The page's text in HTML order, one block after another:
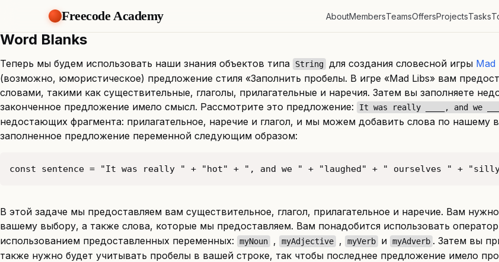
Freecode Academy AboutMembersTeamsOffersProjectsTasks
Word Blanks
Теперь мы будем использовать наши знания объектов типа String для создания словесной игры Mad
(возможно, юмористическое) предложение стиля «Заполнить пробелы. В игре «Mad Libs» вам
словами, такими как существительные, глаголы, прилагательные и наречия. Затем вы заполняете
законченное предложение имело смысл. Рассмотрите это предложение:
It was really ____, and we
недостающих фрагмента: прилагательное, наречие и глагол, и мы можем добавить слова по
заполненное предложение переменной следующим образом:
const sentence = "It was really " + "hot" + ", and we " + "laughed" + " ourselves " +
В этой задаче мы предоставляем вам существительное, глагол, прилагательное и наречие. Вам
вашему выбору, а также слова, которые мы предоставляем. Вам понадобится использовать
использованием предоставленных переменных:
myNoun , myAdjective , myVerb и myAdverb . Затем вы
также нужно будет учитывать пробелы в вашей строке, так чтобы последнее предложение имело